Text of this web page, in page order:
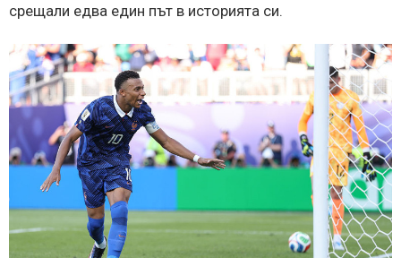
срещали едва един път в историята си.